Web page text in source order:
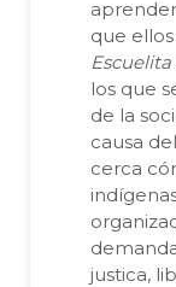
que
los que
de la
causa
cerca
justica,